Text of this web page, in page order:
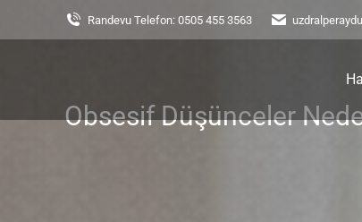
Randevu Telefon: 0505 455 3563
Obsesif Düşünceler
You are here: